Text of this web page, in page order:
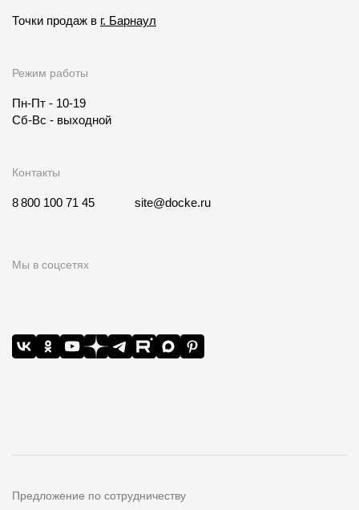
Точки продаж в г. Барнаул
Режим работы
Пн-Пт - 10-19
Сб-Вс - выходной
Контакты
8 800 100 71 45 site@docke.ru
Мы в соцсетях
Предложение по сотрудничеству